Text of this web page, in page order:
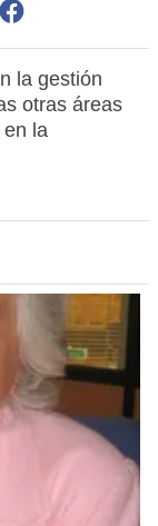
la gestión
otras áreas
en la